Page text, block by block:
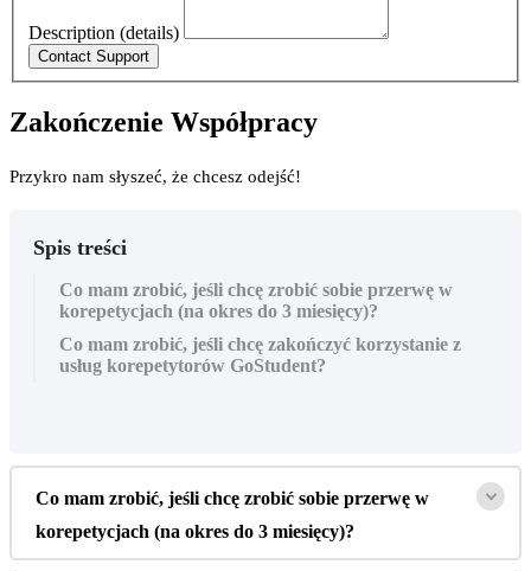
Description (details)
Zakończenie Współpracy
Przykro nam słyszeć, że chcesz odejść!
Spis treści
Co mam zrobić, jeśli chcę zrobić sobie przerwę w
korepetycjach (na okres do 3 miesięcy)?
Co mam zrobić, jeśli chcę zakończyć korzystanie z
usług korepetytorów GoStudent?
Co mam zrobić, jeśli chcę zrobić sobie przerwę w
korepetycjach (na okres do 3 miesięcy)?